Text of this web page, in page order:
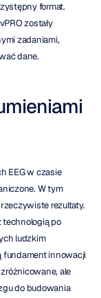
format.
zostały
zadaniami,
dane.
EEG w czasie
W tym
rezultaty.
po
ludzkim
fundament innowacji
ale
do budowania